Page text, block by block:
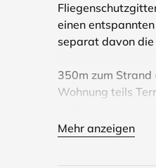
einen
separat davon die
350m zum Strand
Wohnung teils
Mehr anzeigen